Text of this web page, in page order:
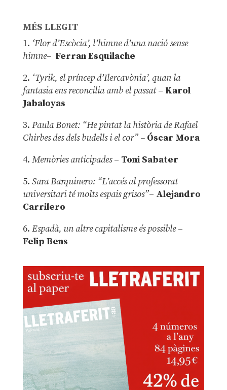
MÉS LLEGIT
1. ‘Flor d’Escòcia’, l’himne d’una nació sense
himne– Ferran Esquilache
2. ‘Tyrik, el príncep d’Ilercavònia’, quan la
fantasia ens reconcilia amb el passat– Karol
Jabaloyas
3. Paula Bonet: “He pintat la història de Rafael
Chirbes des dels budells i el cor” –Óscar Mora
4. Memòries anticipades– Toni Sabater
5. Sara Barquinero: “L’accés al professorat
universitari té molts espais grisos”– Alejandro
Carrilero
6. Espadà, un altre capitalisme és possible –
Felip Bens